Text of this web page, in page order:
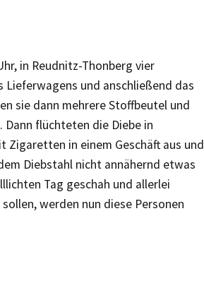
in Reudnitz-Thonberg vier
Lieferwagens und anschließend das
sie dann mehrere Stoffbeutel und
flüchteten die Diebe in
Zigaretten in einem Geschäft aus und
Diebstahl nicht annähernd etwas
Tag geschah und allerlei
werden nun diese Personen